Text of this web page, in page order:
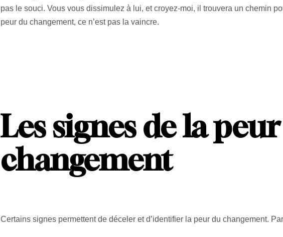
pas le souci. Vous vous dissimulez à lui, et croyez-moi, il trouvera un chemin
peur du changement, ce n’est pas la vaincre.
Les signes de la
changement
Certains signes permettent de déceler et d’identifier la peur du changement.